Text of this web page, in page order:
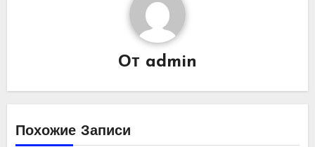
От admin
Похожие Записи